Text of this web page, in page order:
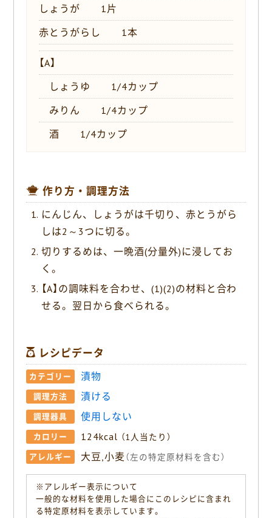
しょうが 1片
赤とうがらし 1本
【A】
しょうゆ 1/4カップ
みりん 1/4カップ
酒 1/4カップ
作り方・調理方法
にんじん、しょうがは千切り、赤とうがら
しは2～3つに切る。
切りするめは、一晩酒(分量外)に浸してお
く。
【A】の調味料を合わせ、(1)(2)の材料と合わ
せる。翌日から食べられる。
レシピデータ
カテゴリー 漬物
調理方法 漬ける
調理器具 使用しない
カロリー 124kcal （1人当たり）
アレルギー 大豆,小麦 （左の特定原材料を含む）
※アレルギー表示について
一般的な材料を使用した場合にこのレシピに含まれ
る特定原材料を表示しています。